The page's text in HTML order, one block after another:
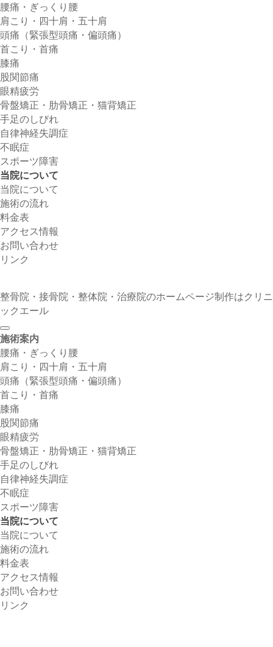
腰痛・ぎっくり腰
肩こり・四十肩・五十肩
頭痛（緊張型頭痛・偏頭痛）
首こり・首痛
膝痛
股関節痛
眼精疲労
骨盤矯正・肋骨矯正・猫背矯正
手足のしびれ
自律神経失調症
不眠症
スポーツ障害
当院について
当院について
施術の流れ
料金表
アクセス情報
お問い合わせ
リンク
整骨院・接骨院・整体院・治療院のホームページ制作はクリニ
ックエール
施術案内
腰痛・ぎっくり腰
肩こり・四十肩・五十肩
頭痛（緊張型頭痛・偏頭痛）
首こり・首痛
膝痛
股関節痛
眼精疲労
骨盤矯正・肋骨矯正・猫背矯正
手足のしびれ
自律神経失調症
不眠症
スポーツ障害
当院について
当院について
施術の流れ
料金表
アクセス情報
お問い合わせ
リンク